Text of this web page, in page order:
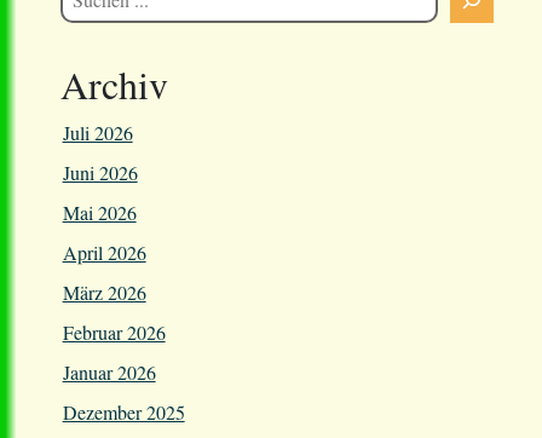
Archiv
Juli 2026
Juni 2026
Mai 2026
April 2026
März 2026
Februar 2026
Januar 2026
Dezember 2025